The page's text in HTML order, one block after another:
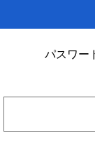
パスワー